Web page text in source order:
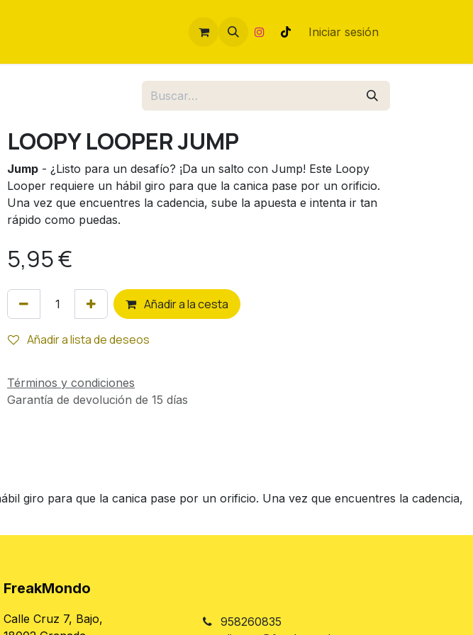
Iniciar sesión
LOOPY LOOPER JUMP
Jump - ¿Listo para un desafío? ¡Da un salto con Jump! Este Loopy
Looper requiere un hábil giro para que la canica pase por un orificio.
Una vez que encuentres la cadencia, sube la apuesta e intenta ir tan
rápido como puedas.
5,95€
Añadir a la cesta
Añadir a lista de deseos
Términos y condiciones
Garantía de devolución de 15 días
giro para que la canica pase por un orificio. Una vez que encuentres la cadencia,
958260835
FreakMondo
Calle Cruz 7, Bajo,